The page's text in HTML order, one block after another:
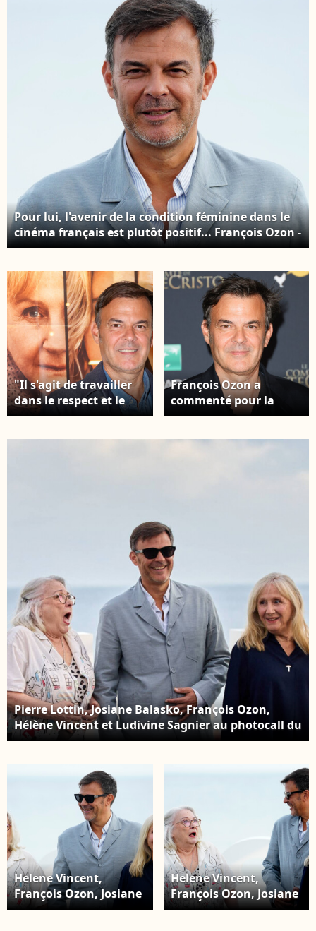
Yasky/Bestimage
Yasky/Bestimage
Pour lui, l'avenir de la condition féminine dans le
cinéma français est plutôt positif... François Ozon -
´Quand vient l'automne (When Fall Is Coming)
Film Festival.San Sebastian - September 22, 2024. ©
Lalo Yasky/Bestimage
"Il s'agit de travailler
dans le respect et le
consentement" Le
François Ozon a
commenté pour la
première fois les
contre l'Abbé Pierre
Grand Rex à Paris. ©
Coadic Guirec / Olivier
Borde / Bestimage
Pierre Lottin, Josiane Balasko, François Ozon,
Hélène Vincent et Ludivine Sagnier au photocall du
film "Quand vient l'automne" lors de la 72ème
Sebastian (Saint Sébastien) SSIFF le 22 septembre
Helene Vincent,
François Ozon, Josiane
Balasko - ´Quand vient
Helene Vincent,
François Ozon, Josiane
Balasko - ´Quand vient